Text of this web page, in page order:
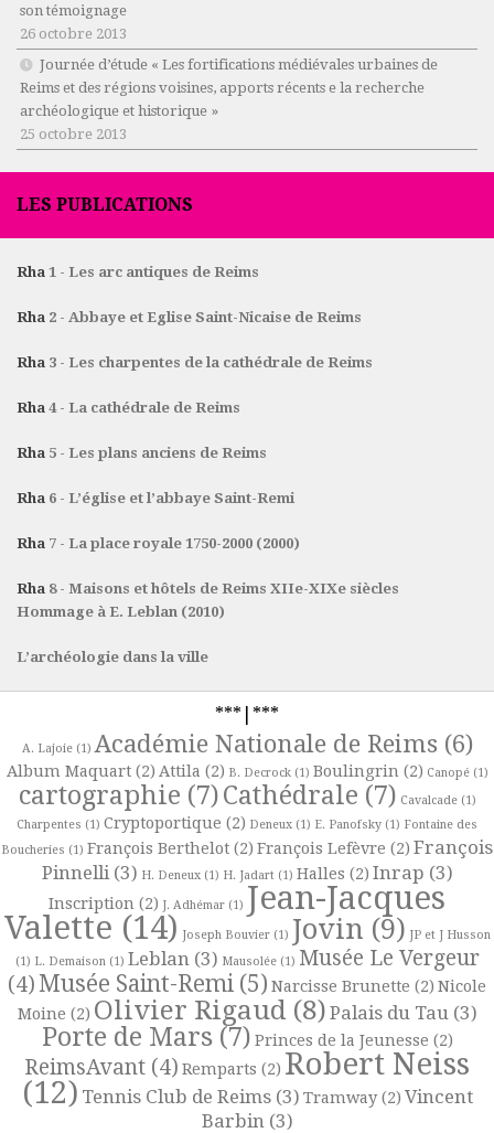
son témoignage
26 octobre 2013
Journée d’étude « Les fortifications médiévales urbaines de
Reims et des régions voisines, apports récents e la recherche
archéologique et historique »
25 octobre 2013
LES PUBLICATIONS
Rha 1 - Les arc antiques de Reims
Rha 2 - Abbaye et Eglise Saint-Nicaise de Reims
Rha 3 - Les charpentes de la cathédrale de Reims
Rha 4 - La cathédrale de Reims
Rha 5 - Les plans anciens de Reims
Rha 6 - L’église et l’abbaye Saint-Remi
Rha 7 - La place royale 1750-2000 (2000)
Rha 8 - Maisons et hôtels de Reims XIIe-XIXe siècles
Hommage à E. Leblan (2010)
L’archéologie dans la ville
***|***
A. Lajoie(1) Académie Nationale de Reims (6)
Album Maquart(2) Attila (2) B. Decrock(1) Boulingrin (2) Canopé(1)
cartographie (7)Cathédrale (7) Cavalcade(1)
Charpentes (1) Cryptoportique (2) Deneux (1) E. Panofsky (1) Fontaine des
Boucheries (1) François Berthelot (2) François Lefèvre (2) François
Pinnelli (3) H. Deneux(1) H. Jadart(1) Halles (2) Inrap (3)
Inscription (2) J. Adhémar (1) Jean-Jacques
Valette (14) Joseph Bouvier(1) Jovin (9) JP et J Husson
(1) L. Demaison(1) Leblan (3) Mausolée(1) Musée Le Vergeur
(4) Musée Saint-Remi (5) Narcisse Brunette (2) Nicole
Moine (2) Olivier Rigaud (8) Palais du Tau (3)
Porte de Mars(7) Princes de la Jeunesse (2)
ReimsAvant (4) Remparts (2) Robert Neiss
(12) Tennis Club de Reims(3) Tramway(2) Vincent
Barbin (3)